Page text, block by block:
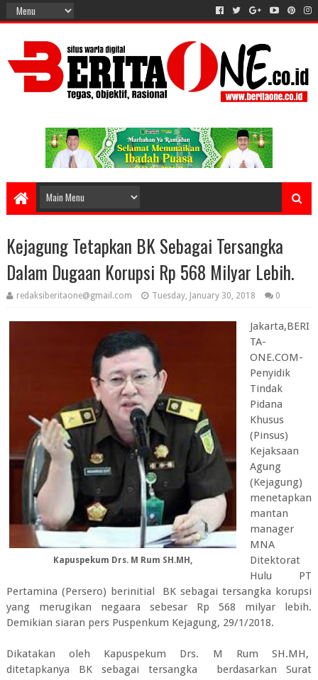
Kejagung Tetapkan BK Sebagai Tersangka
Dalam Dugaan Korupsi Rp 568 Milyar Lebih.
redaksiberitaone@gmail.com Tuesday, January 30, 2018 0
Kapuspekum Drs. M Rum SH.MH,
Jakarta,BERI
TA-
ONE.COM-
Penyidik
Tindak
Pidana
Khusus
(Pinsus)
Kejaksaan
Agung
(Kejagung)
menetapkan
mantan
manager
MNA
Ditektorat
Hulu PT
Pertamina (Persero) berinitial BK sebagai tersangka korupsi
yang merugikan negaara sebesar Rp 568 milyar lebih.
Demikian siaran pers Puspenkum Kejagung, 29/1/2018.
Dikatakan oleh Kapuspekum Drs. M Rum SH.MH,
ditetapkanya BK sebagai tersangka berdasarkan Surat